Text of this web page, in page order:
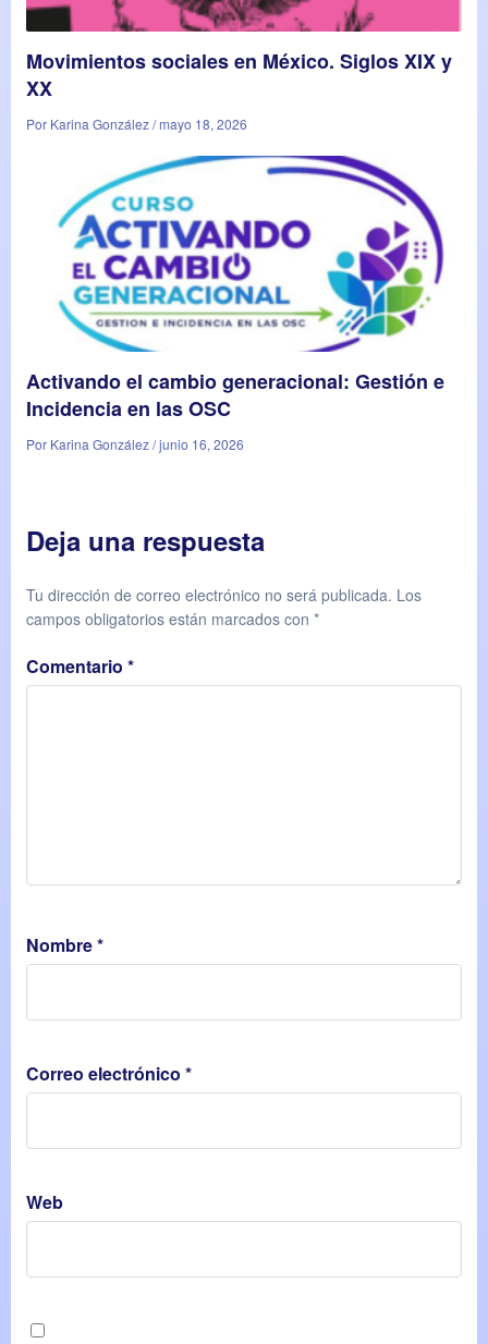
Movimientos sociales en México. Siglos XIX y
XX
Por Karina González / mayo 18, 2026
Activando el cambio generacional: Gestión e
Incidencia en las OSC
Por Karina González / junio 16, 2026
Deja una respuesta
Tu dirección de correo electrónico no será publicada. Los
campos obligatorios están marcados con *
Comentario *
Nombre*
Correo electrónico *
Web